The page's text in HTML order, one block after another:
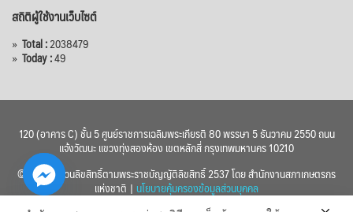
สถิติผู้ใช้งานเว็บไซต์
» Total :2038479
» Today :49
120 (อาคาร C) ชั้น 5 ศูนย์ราชการเฉลิมพระเกียรติ 80 พรรษา 5 ธันวาคม 2550 ถนน
แจ้งวัฒนะ แขวงทุ่งสองห้อง เขตหลักสี่ กรุงเทพมหานคร 10210
© 2560 สงวนลิขสิทธิ์ตามพระราชบัญญัติลิขสิทธิ์ 2537 โดย สำนักงานสภาเกษตรกร
แห่งชาติ | นโยบายคุ้มครองข้อมูลส่วนบุคคล